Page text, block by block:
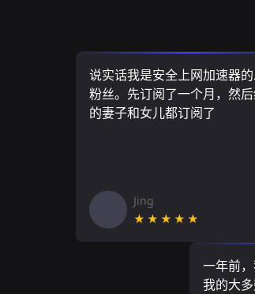
说实话我是安全上网加速器
粉丝。先订阅了一个月，然
的妻子和女儿都订阅了
Jing
★★★★★
一年前
我的大